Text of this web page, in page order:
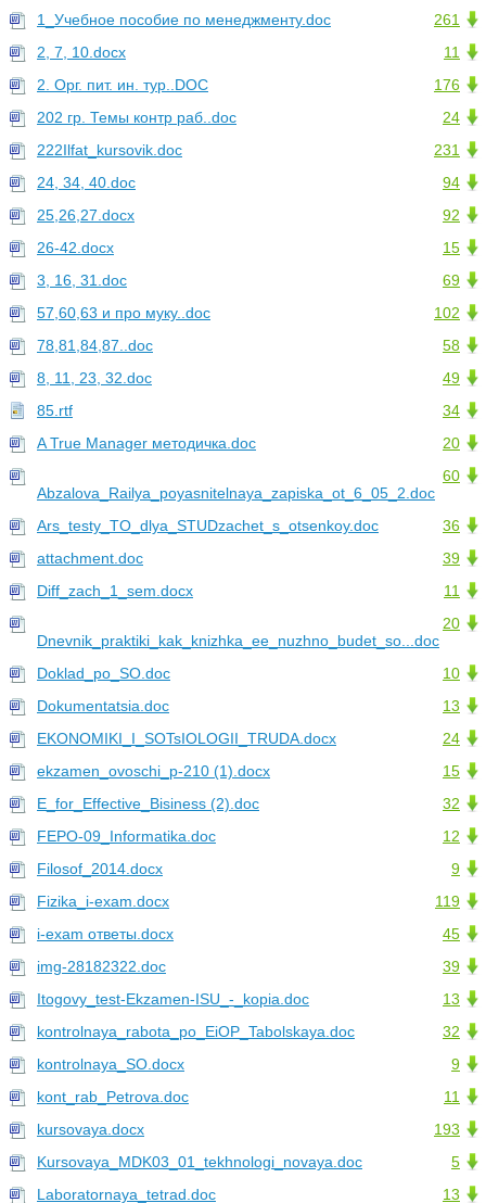
261
1_Учебное пособие по менеджменту.doc
11
2, 7, 10.docx
176
2. Орг. пит. ин. тур..DOC
24
202 гр. Темы контр раб..doc
231
222Ilfat_kursovik.doc
94
24, 34, 40.doc
92
25,26,27.docx
15
26-42.docx
69
3, 16, 31.doc
102
57,60,63 и про муку..doc
58
78,81,84,87..doc
49
8, 11, 23, 32.doc
34
85.rtf
20
A True Manager методичка.doc
60
Abzalova_Railya_poyasnitelnaya_zapiska_ot_6_05_2.doc
36
Ars_testy_TO_dlya_STUDzachet_s_otsenkoy.doc
39
attachment.doc
11
Diff_zach_1_sem.docx
20
Dnevnik_praktiki_kak_knizhka_ee_nuzhno_budet_so...doc
10
Doklad_po_SO.doc
13
Dokumentatsia.doc
24
EKONOMIKI_I_SOTsIOLOGII_TRUDA.docx
15
ekzamen_ovoschi_p-210 (1).docx
32
E_for_Effective_Bisiness (2).doc
12
FEPO-09_Informatika.doc
9
Filosof_2014.docx
119
Fizika_i-exam.docx
45
i-exam ответы.docx
39
img-28182322.doc
13
Itogovy_test-Ekzamen-ISU_-_kopia.doc
32
kontrolnaya_rabota_po_EiOP_Tabolskaya.doc
9
kontrolnaya_SO.docx
11
kont_rab_Petrova.doc
193
kursovaya.docx
5
Kursovaya_MDK03_01_tekhnologi_novaya.doc
13
Laboratornaya_tetrad.doc